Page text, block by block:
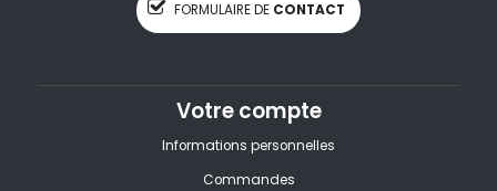
FORMULAIRE DE CONTACT
Votre compte
Informations personnelles
Commandes